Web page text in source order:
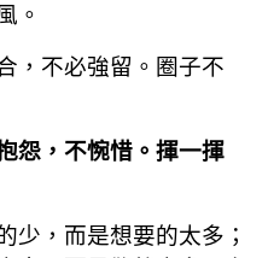
。
，不必強留。圈子不
怨，不惋惜。揮一揮
少，而是想要的太多；